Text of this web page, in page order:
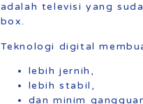
adalah televisi yang
box.
Teknologi digital
lebih jernih,
lebih stabil,
dan minim